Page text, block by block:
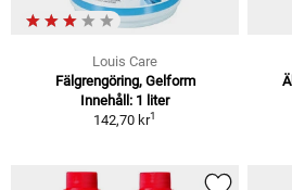
Louis Care
Fälgrengöring, Gelform
Innehåll: 1 liter
142,70 kr1